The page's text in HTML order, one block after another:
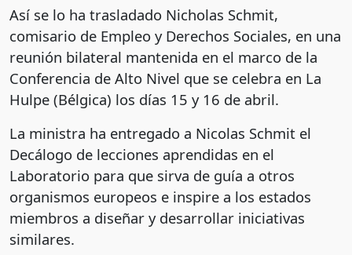
Así se lo ha trasladado Nicholas Schmit,
comisario de Empleo y Derechos Sociales, en una
reunión bilateral mantenida en el marco de la
Conferencia de Alto Nivel que se celebra en La
Hulpe (Bélgica) los días 15 y 16 de abril.
La ministra ha entregado a Nicolas Schmit el
Decálogo de lecciones aprendidas en el
Laboratorio para que sirva de guía a otros
organismos europeos e inspire a los estados
miembros a diseñar y desarrollar iniciativas
similares.